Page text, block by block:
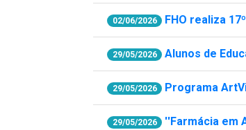
02/06/2026 FHO realiza
29/05/2026 Alunos de
29/05/2026 Programa
29/05/2026
''Farmácia em